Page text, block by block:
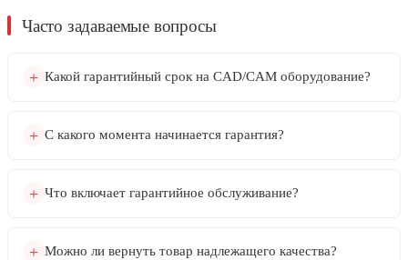
Часто задаваемые вопросы
Какой гарантийный срок на CAD/CAM оборудование?
С какого момента начинается гарантия?
Что включает гарантийное обслуживание?
Можно ли вернуть товар надлежащего качества?